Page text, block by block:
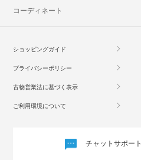
コーディネート
ショッピングガイド
プライバシーポリシー
古物営業法に基づく表示
ご利用環境について
チャットサポート